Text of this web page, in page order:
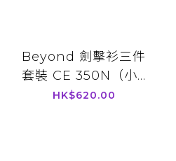
Beyond 劍擊衫三件
套裝 CE 350N（小...
HK$620.00